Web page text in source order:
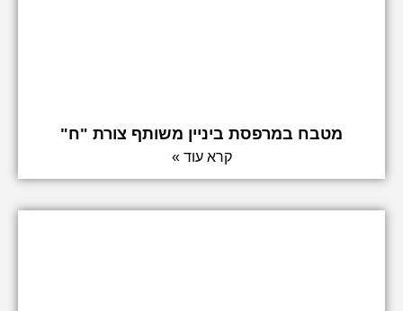
מטבח במרפסת ביניין משותף צורת "ח"
קרא עוד »